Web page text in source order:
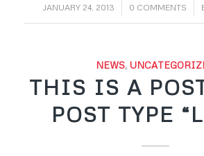
JANUARY 24, 2013
/ 0 COMMENTS
/
NEWS,
THIS IS A
POST TYPE